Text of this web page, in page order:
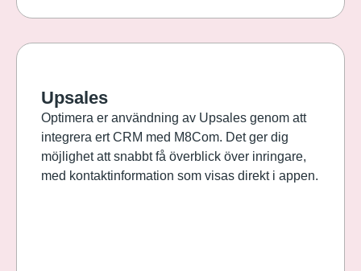
Upsales
Optimera er användning av Upsales genom att
integrera ert CRM med M8Com. Det ger dig
möjlighet att snabbt få överblick över inringare,
med kontaktinformation som visas direkt i appen.